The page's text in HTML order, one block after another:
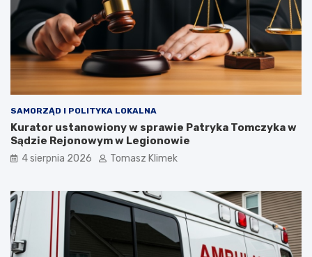
SAMORZĄD I POLITYKA LOKALNA
Kurator ustanowiony w sprawie Patryka Tomczyka w
Sądzie Rejonowym w Legionowie
4 sierpnia 2026 Tomasz Klimek